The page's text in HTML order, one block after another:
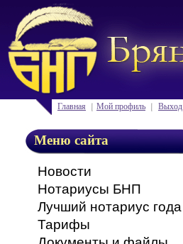
Главная Мой профиль Выход
Меню сайта
Новости
Нотариусы БНП
Лучший нотариус года
Тарифы